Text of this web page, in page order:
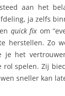
aan het
ja zelfs
quick fix om
herstellen. Zo
je het
spelen. Zij
sneller kan